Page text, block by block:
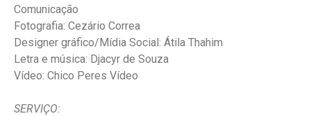
Comunicação
Fotografia: Cezário Correa
Designer gráfico/Mídia Social: Átila Thahim
Letra e música: Djacyr de Souza
Vídeo: Chico Peres Vídeo
SERVIÇO: